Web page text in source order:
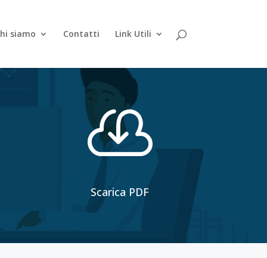
siamo Contatti Link Utili

Scarica PDF